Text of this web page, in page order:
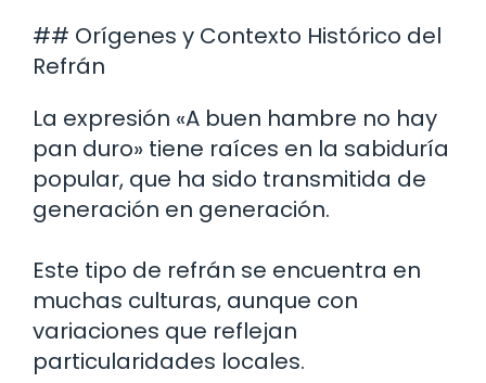
## Orígenes y Contexto Histórico del
Refrán
La expresión «A buen hambre no hay
pan duro» tiene raíces en la sabiduría
popular, que ha sido transmitida de
generación en generación.
Este tipo de refrán se encuentra en
muchas culturas, aunque con
variaciones que reflejan
particularidades locales.